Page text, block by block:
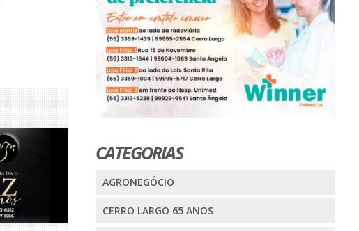
CATEGORIAS
AGRONEGÓCIO
CERRO LARGO 65 ANOS